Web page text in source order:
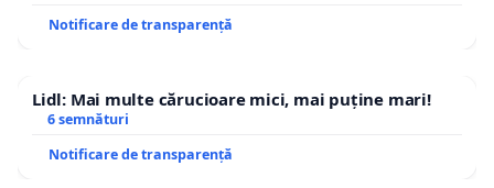
Notificare de transparență
Lidl: Mai multe cărucioare mici, mai puține mari!
6 semnături
Notificare de transparență